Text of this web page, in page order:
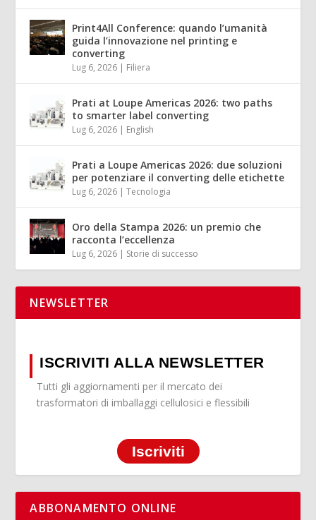
Print4All Conference: quando l’umanità
guida l’innovazione nel printing e
converting
Lug 6, 2026 | Filiera
Prati at Loupe Americas 2026: two paths
to smarter label converting
Lug 6, 2026 | English
Prati a Loupe Americas 2026: due soluzioni
per potenziare il converting delle etichette
Lug 6, 2026 |Tecnologia
Oro della Stampa 2026: un premio che
racconta l’eccellenza
Lug 6, 2026 | Storie di successo
NEWSLETTER
ISCRIVITI ALLA NEWSLETTER
Tutti gli aggiornamenti per il mercato dei
trasformatori di imballaggi cellulosici e flessibili
Iscriviti
ABBONAMENTO ONLINE